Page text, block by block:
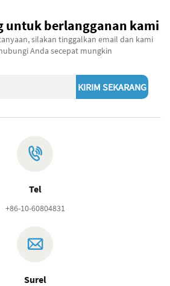
untuk berlangganan kami
silakan tinggalkan email dan kami
Anda secepat mungkin
KIRIM SEKARANG
Tel
+86-10-60804831
Surel